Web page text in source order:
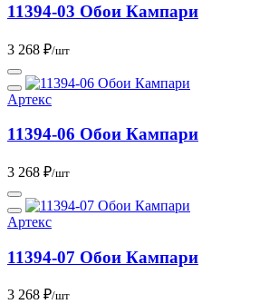
11394-03 Обои Кампари
3 268 ₽/шт
Артекс
11394-06 Обои Кампари
3 268 ₽/шт
Артекс
11394-07 Обои Кампари
3 268 ₽/шт